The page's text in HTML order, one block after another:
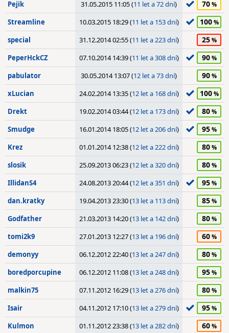
Pejik 31.05.2015 11:05 (11 let a 72 dní) 70
Streamline 10.03.2015 18:29 (11 let a 153 dní) 100
special 31.12.2014 02:55 (11 let a 223 dní) 25
PeperHckCZ 07.10.2014 14:39 (11 let a 308 dní) 90
pabulator 30.05.2014 13:07 (12 let a 73 dní) 90
xLucian 24.02.2014 13:35 (12 let a 168 dní) 100
Drekt 19.02.2014 03:44 (12 let a 173 dní) 80
Smudge 16.01.2014 18:05 (12 let a 206 dní) 95
Krez 01.01.2014 12:38 (12 let a 222 dní) 80
slosik 25.09.2013 06:23 (12 let a 320 dní) 80
IllidanS4 24.08.2013 20:44 (12 let a 351 dní) 95
dan.kratky 19.04.2013 23:30 (13 let a 113 dní) 85
Godfather 21.03.2013 14:20 (13 let a 142 dní) 80
tomi2k9 27.01.2013 12:27 (13 let a 196 dní) 60
demonyy 06.12.2012 22:40 (13 let a 247 dní) 80
boredporcupine 06.12.2012 11:08 (13 let a 248 dní) 95
malkin75 07.11.2012 16:29 (13 let a 276 dní) 80
Isair 04.11.2012 17:10 (13 let a 279 dní) 95
Kulmon 01.11.2012 23:38 (13 let a 282 dní) 60